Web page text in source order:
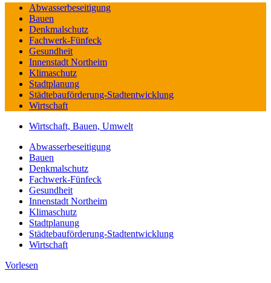
Abwasserbeseitigung
Bauen
Denkmalschutz
Fachwerk-Fünfeck
Gesundheit
Innenstadt Northeim
Klimaschutz
Stadtplanung
Städtebauförderung-Stadtentwicklung
Wirtschaft
Wirtschaft, Bauen, Umwelt
Abwasserbeseitigung
Bauen
Denkmalschutz
Fachwerk-Fünfeck
Gesundheit
Innenstadt Northeim
Klimaschutz
Stadtplanung
Städtebauförderung-Stadtentwicklung
Wirtschaft
Vorlesen